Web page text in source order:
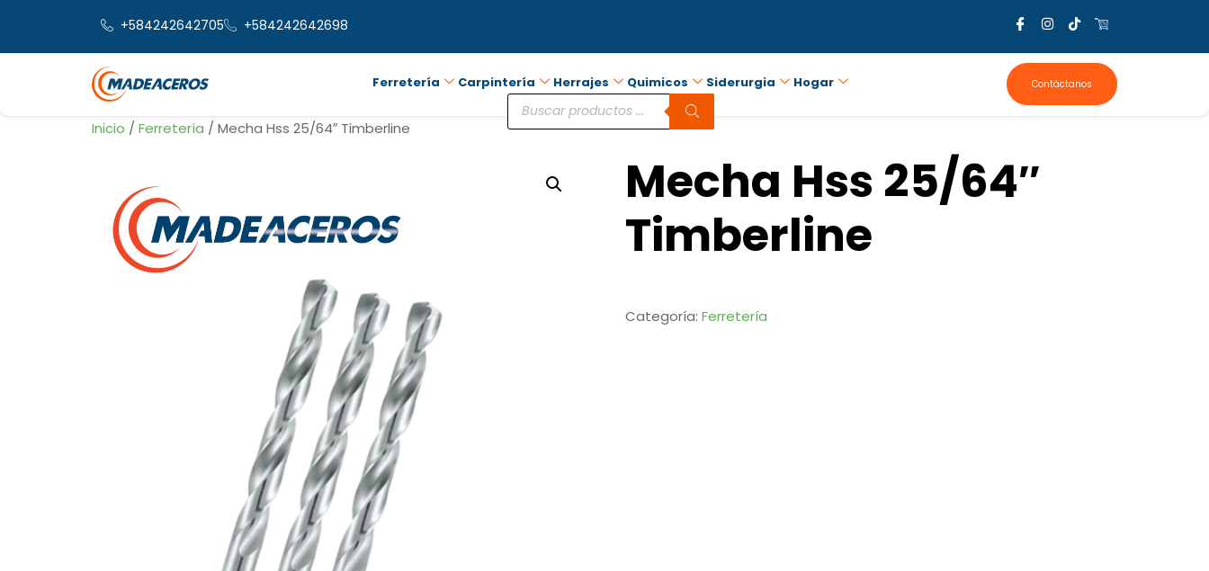
+584242642705 +584242642698
Ferretería Carpintería Herrajes Quimicos Siderurgia Hogar Contáctanos
Inicio / Ferretería / Mecha Hss 25/64″ Timberline
Mecha Hss 25/64″
Timberline
Categoría: Ferretería